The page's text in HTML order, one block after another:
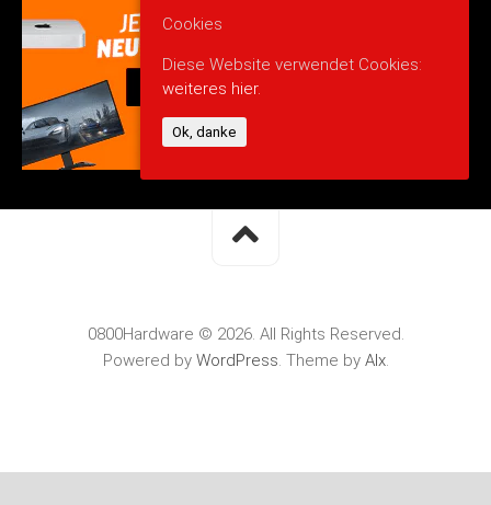
0800Hardware © 2026. All Rights Reserved.
Powered by WordPress. Theme by Alx.
Cookies
Diese Website verwendet Cookies:
weiteres hier.
Ok, danke